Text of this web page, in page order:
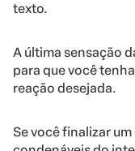
texto.
A última sensação
para que você
reação desejada.
Se você finalizar